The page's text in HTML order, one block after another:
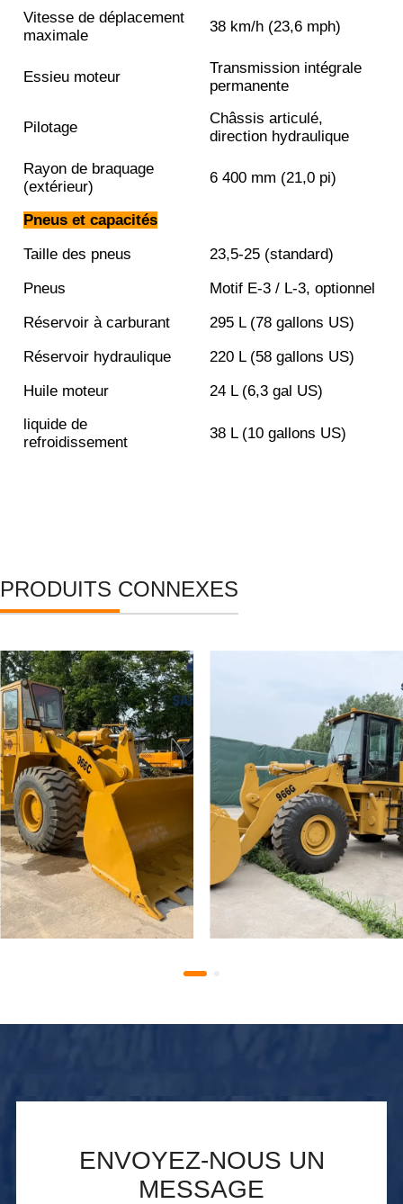
Vitesse de déplacement
maximale
38 km/h (23,6 mph)
Essieu moteur
Transmission intégrale
permanente
Pilotage
Châssis articulé,
direction hydraulique
Rayon de braquage
(extérieur)
6 400 mm (21,0 pi)
Pneus et capacités
Taille des pneus
23,5-25 (standard)
Pneus
Motif E-3 / L-3, optionnel
Réservoir à carburant
295 L (78 gallons US)
Réservoir hydraulique
220 L (58 gallons US)
Huile moteur
24 L (6,3 gal US)
liquide de
refroidissement
38 L (10 gallons US)
PRODUITS CONNEXES
Chargeuse sur pneus
Caterpillar 966C
d'occasion, chargeuse
frontale CAT 966C avec
moteur 3306 à vendre
Chargeuse sur pneus CAT
966G d'occasion.
Chargeuse Caterpillar 966,
966H, 966E, 966F
d'occasion.
ENVOYEZ-NOUS UN
MESSAGE